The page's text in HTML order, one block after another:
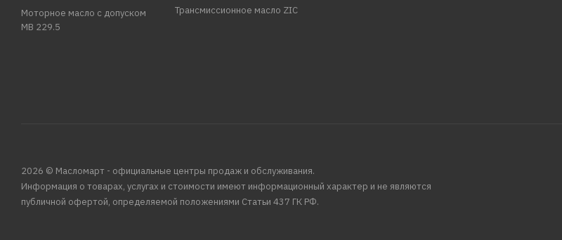
Моторное масло с допуском
MB 229.5
Трансмиссионное масло ZIC
2026 © Масломарт - официальные центры продаж и обслуживания.
Информация о товарах, услугах и стоимости имеют информационный характер и не являются
публичной офертой, определяемой положениями Статьи 437 ГК РФ.